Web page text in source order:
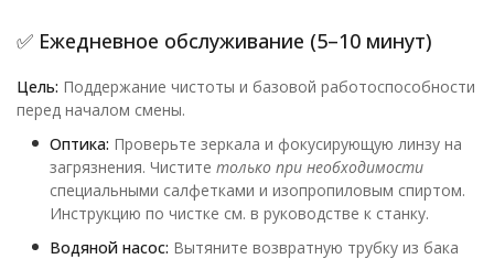
✅ Ежедневное обслуживание (5–10 минут)
Цель: Поддержание чистоты и базовой работоспособности
перед началом смены.
Оптика: Проверьте зеркала и фокусирующую линзу на
загрязнения. Чистите только при необходимости
специальными салфетками и изопропиловым спиртом.
Инструкцию по чистке см. в руководстве к станку.
Водяной насос: Вытяните возвратную трубку из бака